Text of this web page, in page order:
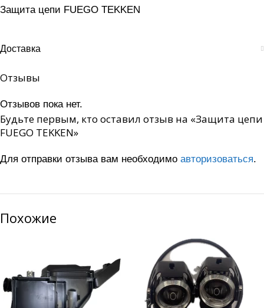
Защита цепи FUEGO TEKKEN
Доставка
Отзывы
Отзывов пока нет.
Будьте первым, кто оставил отзыв на «Защита цепи
FUEGO TEKKEN»
Для отправки отзыва вам необходимо авторизоваться.
Похожие